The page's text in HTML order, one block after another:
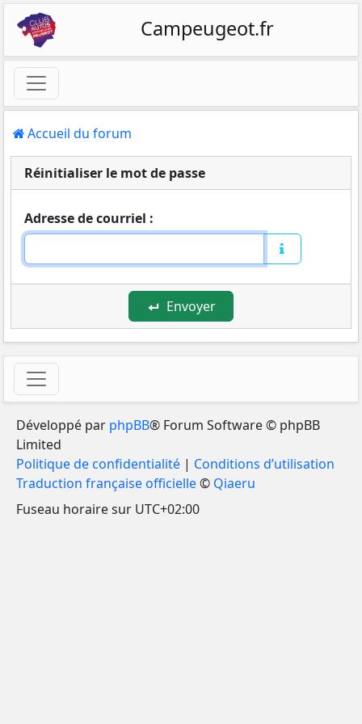
Campeugeot.fr
Accueil du forum
Réinitialiser le mot de passe
Adresse de courriel :
Envoyer
Développé par phpBB® Forum Software © phpBB
Limited
Politique de confidentialité | Conditions d’utilisation
Traduction française officielle© Qiaeru
Fuseau horaire sur UTC+02:00